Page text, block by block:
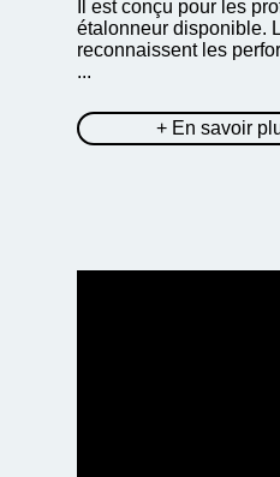
Il est conçu pour les
étalonneur disponible.
reconnaissent les
...
+ En savoir